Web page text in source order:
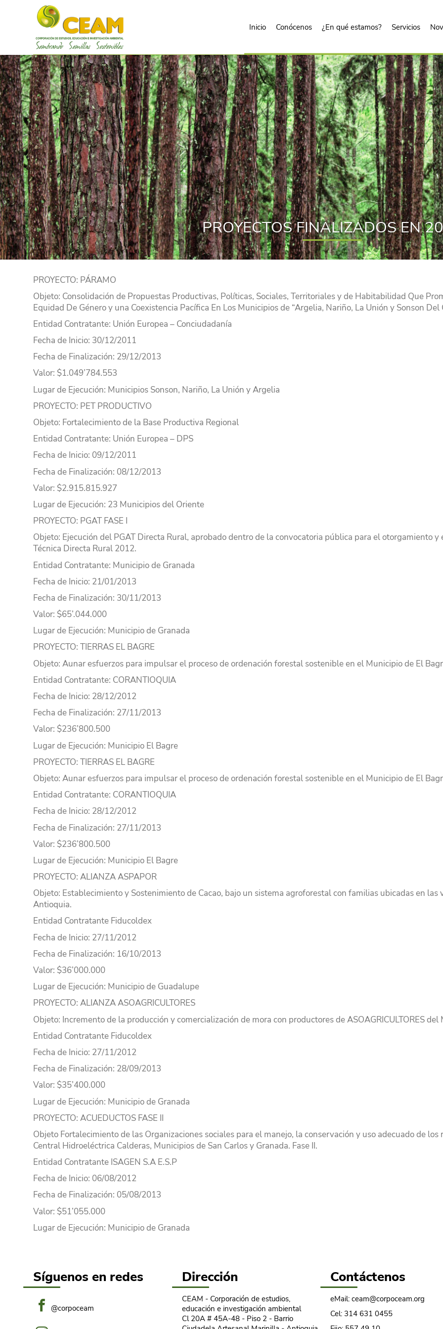
Inicio Conócenos ¿En qué estamos? Servicios
PROYECTOS FINALIZADOS EN
PROYECTO: PÁRAMO
Objeto: Consolidación de Propuestas Productivas, Políticas, Sociales, Territoriales y de Habitabilidad Que
Equidad De Género y una Coexistencia Pacífica En Los Municipios de “Argelia, Nariño, La Unión y Sonson
Entidad Contratante: Unión Europea – Conciudadanía
Fecha de Inicio: 30/12/2011
Fecha de Finalización: 29/12/2013
Valor: $1.049’784.553
Lugarde Ejecución: Municipios Sonson, Nariño, La Unión y Argelia
PROYECTO: PET PRODUCTIVO
Objeto: Fortalecimiento de la Base Productiva Regional
Entidad Contratante: Unión Europea – DPS
Fecha de Inicio: 09/12/2011
Fecha de Finalización: 08/12/2013
Valor: $2.915.815.927
Lugarde Ejecución: 23 Municipios del Oriente
PROYECTO: PGAT FASE I
Objeto: Ejecución del PGAT Directa Rural, aprobado dentro de la convocatoria pública para el otorgamiento
Técnica Directa Rural 2012.
Entidad Contratante: Municipio de Granada
Fecha de Inicio: 21/01/2013
Fecha de Finalización: 30/11/2013
Valor: $65’.044.000
Lugarde Ejecución: Municipio de Granada
PROYECTO: TIERRAS EL BAGRE
Objeto: Aunar esfuerzos para impulsar el proceso de ordenación forestal sostenible en el Municipio de El
Entidad Contratante: CORANTIOQUIA
Fecha de Inicio: 28/12/2012
Fecha de Finalización: 27/11/2013
Valor: $236’800.500
Lugarde Ejecución: Municipio El Bagre
PROYECTO: TIERRAS EL BAGRE
Objeto: Aunar esfuerzos para impulsar el proceso de ordenación forestal sostenible en el Municipio de El
Entidad Contratante: CORANTIOQUIA
Fecha de Inicio: 28/12/2012
Fecha de Finalización: 27/11/2013
Valor: $236’800.500
Lugarde Ejecución: Municipio El Bagre
PROYECTO: ALIANZA ASPAPOR
Objeto: Establecimiento y Sostenimiento de Cacao, bajo un sistema agroforestal con familias ubicadas en
Antioquia.
Entidad Contratante Fiducoldex
Fecha de Inicio: 27/11/2012
Fecha de Finalización: 16/10/2013
Valor: $36’000.000
Lugarde Ejecución: Municipio de Guadalupe
PROYECTO: ALIANZA ASOAGRICULTORES
Objeto: Incremento de la producción y comercialización de mora con productores de ASOAGRICULTORES
Entidad Contratante Fiducoldex
Fecha de Inicio: 27/11/2012
Fecha de Finalización: 28/09/2013
Valor: $35’400.000
Lugarde Ejecución: Municipio de Granada
PROYECTO: ACUEDUCTOS FASE II
Objeto Fortalecimiento de las Organizaciones sociales para el manejo, la conservación y uso adecuado de
Central Hidroeléctrica Calderas, Municipios de San Carlos y Granada. Fase II.
Entidad Contratante ISAGEN S.A E.S.P
Fecha de Inicio: 06/08/2012
Fecha de Finalización: 05/08/2013
Valor: $51’055.000
Lugarde Ejecución: Municipio de Granada
Síguenos en redes
@corpoceam
Dirección
CEAM - Corporación de estudios,
educación e investigación ambiental
Cl 20A # 45A-48 - Piso 2 - Barrio
Contáctenos
eMail: ceam@corpoceam.org
Cel: 314 631 0455